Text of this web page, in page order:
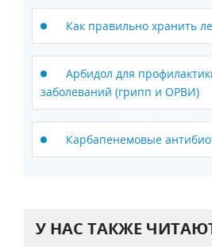
Как правильно хранить
Арбидол для
заболеваний (грипп и ОРВИ)
Карбапенемовые
У НАС ТАКЖЕ